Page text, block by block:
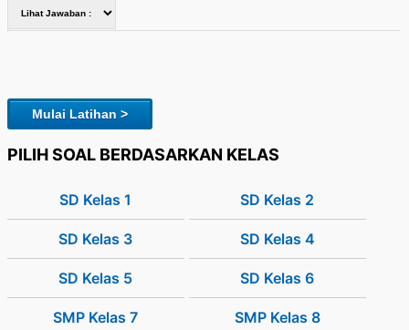
Mulai Latihan >
PILIH SOAL BERDASARKAN KELAS
SD Kelas 1 SD Kelas 2
SD Kelas 3 SD Kelas 4
SD Kelas 5 SD Kelas 6
SMP Kelas 7 SMP Kelas 8